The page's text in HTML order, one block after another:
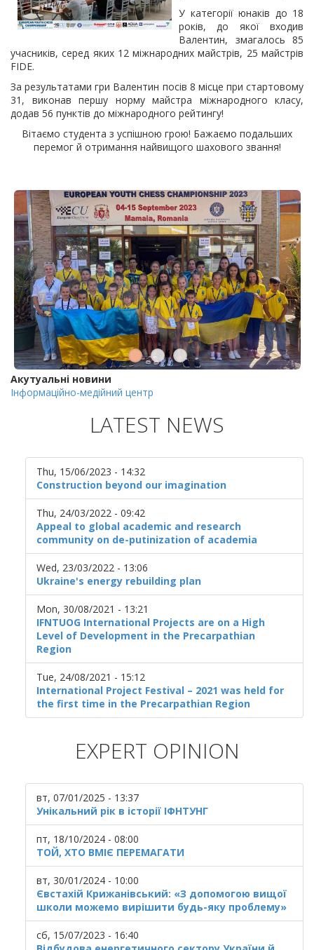
У категорії юнаків до 18
років, до якої входив
Валентин, змагалось 85
учасників, серед яких 12 міжнародних майстрів, 25 майстрів
FIDE.
За результатами гри Валентин посів 8 місце при стартовому
31, виконав першу норму майстра міжнародного класу,
додав 56 пунктів до міжнародного рейтингу!
Вітаємо студента з успішною грою! Бажаємо подальших
перемог й отримання найвищого шахового звання!
Акутуальні новини
Інформаційно-медійний центр
LATEST NEWS
Thu, 15/06/2023 - 14:32
Construction beyond our imagination
Thu, 24/03/2022 - 09:42
Appeal to global academic and research
community on de-putinization of academia
Wed, 23/03/2022 - 13:06
Ukraine's energy rebuilding plan
Mon, 30/08/2021 - 13:21
IFNTUOG International Projects are on a High
Level of Development in the Precarpathian
Region
Tue, 24/08/2021 - 15:12
International Project Festival – 2021 was held for
the first time in the Precarpathian Region
EXPERT OPINION
вт, 07/01/2025 - 13:37
Унікальний рік в історії ІФНТУНГ
пт, 18/10/2024 - 08:00
ТОЙ, ХТО ВМІЄ ПЕРЕМАГАТИ
вт, 30/01/2024 - 10:00
Євстахій Крижанівський: «З допомогою вищої
школи можемо вирішити будь-яку проблему»
сб, 15/07/2023 - 16:40